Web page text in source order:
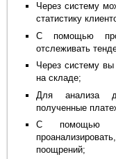
Через систему
статистику
С помощью
отслеживать
Через систему
на складе;
Для анализа
полученные
С помощью
поощрений;